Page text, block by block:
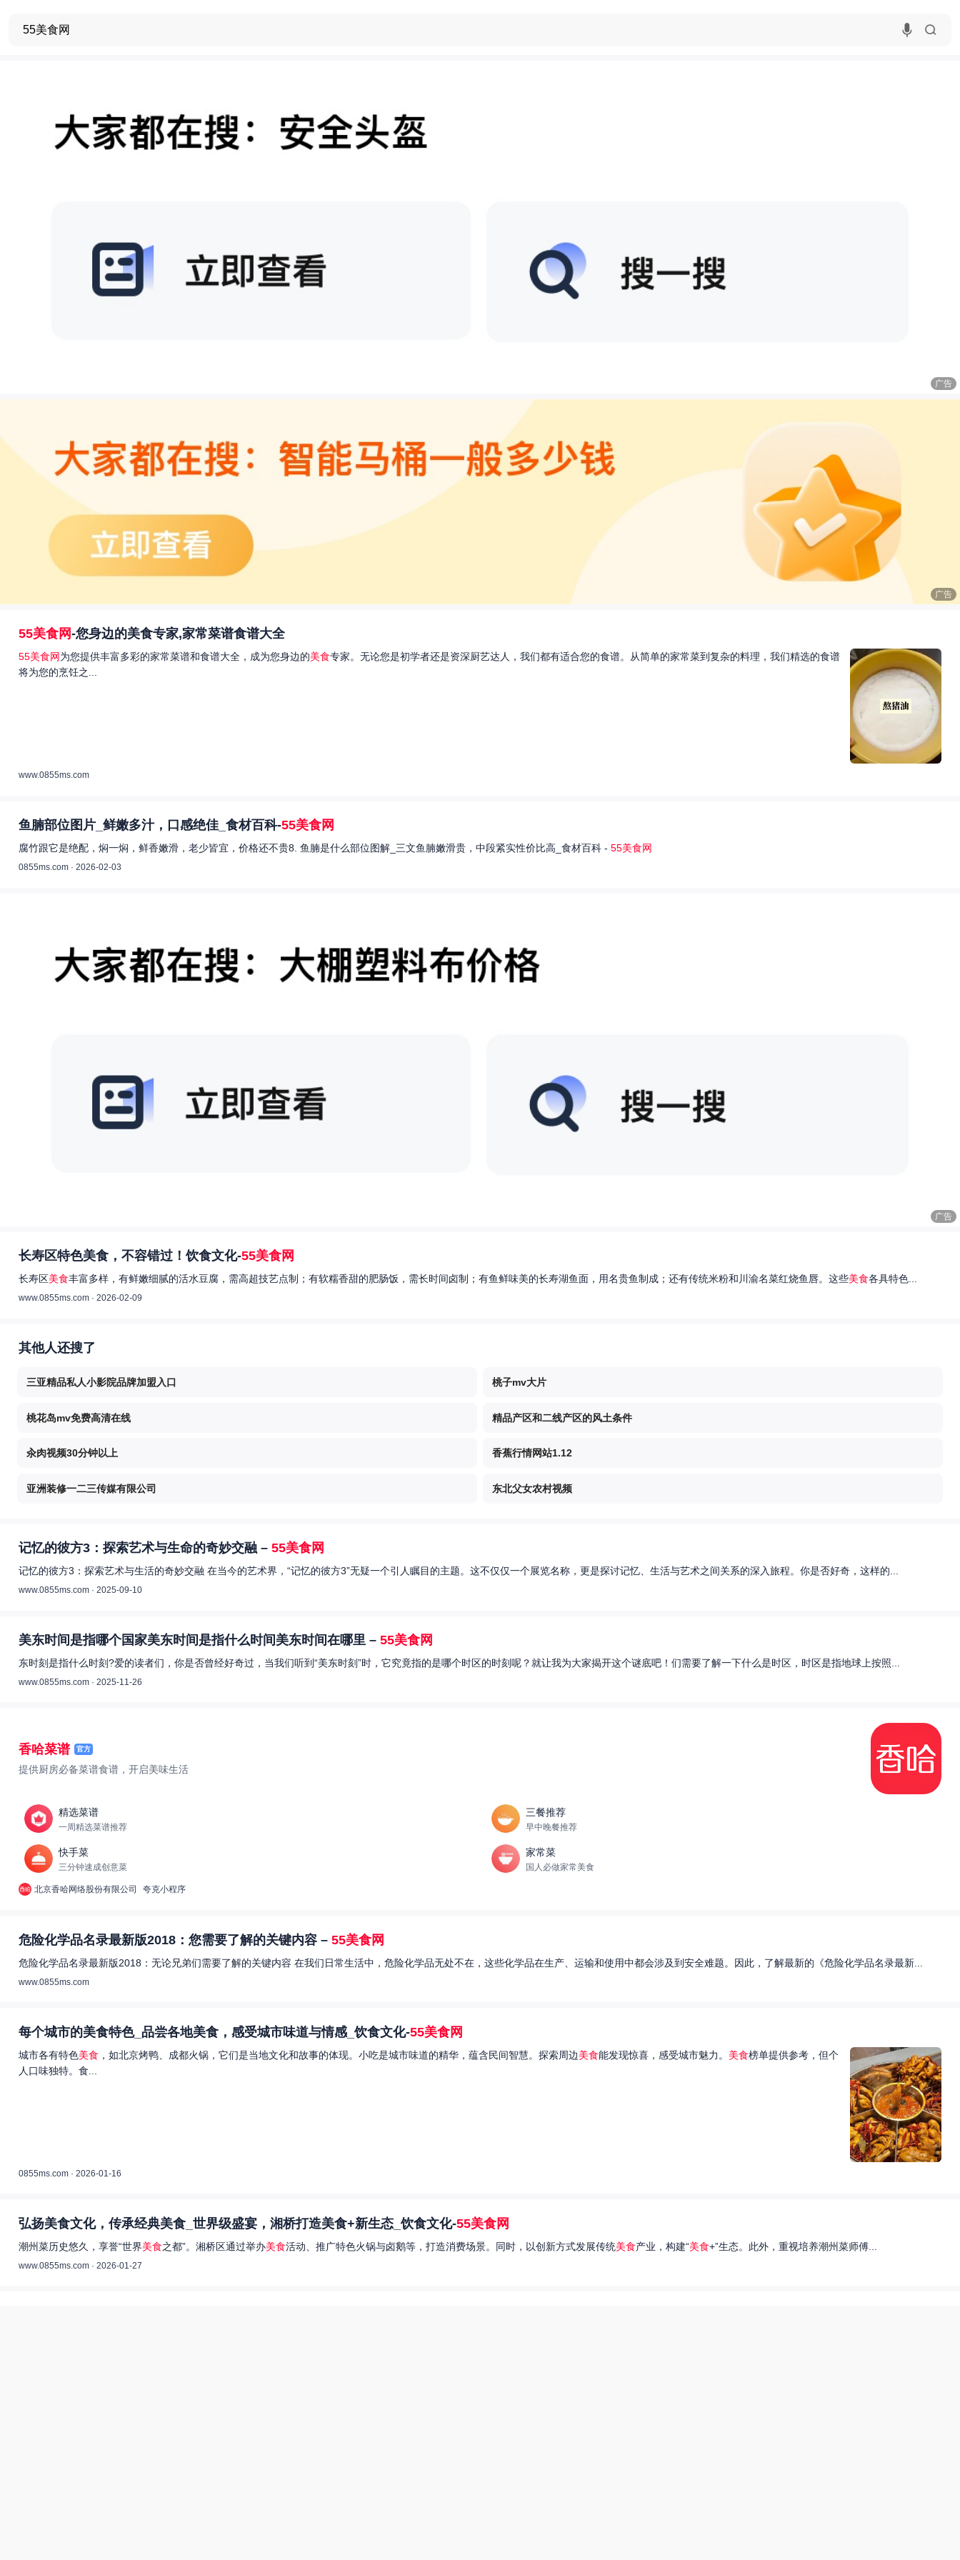
广告
广告
55美食网-您身边的美食专家,家常菜谱食谱大全
55美食网为您提供丰富多彩的家常菜谱和食谱大全，成为您身边的美食专家。无论您是初学者还是资深厨艺达人，我们都有适合您的食谱。从简单的家常菜到复杂的料理，我们精选的食谱
将为您的烹饪之...
www.0855ms.com
鱼腩部位图片_鲜嫩多汁，口感绝佳_食材百科-55美食网
腐竹跟它是绝配，焖一焖，鲜香嫩滑，老少皆宜，价格还不贵8. 鱼腩是什么部位图解_三文鱼腩嫩滑贵，中段紧实性价比高_食材百科 - 55美食网
0855ms.com · 2026-02-03
广告
长寿区特色美食，不容错过！饮食文化-55美食网
长寿区美食丰富多样，有鲜嫩细腻的活水豆腐，需高超技艺点制；有软糯香甜的肥肠饭，需长时间卤制；有鱼鲜味美的长寿湖鱼面，用名贵鱼制成；还有传统米粉和川渝名菜红烧鱼唇。这些美食各具特色...
www.0855ms.com · 2026-02-09
其他人还搜了
三亚精品私人小影院品牌加盟入口 桃子mv大片
桃花岛mv免费高清在线 精品产区和二线产区的风土条件
汆肉视频30分钟以上 香蕉行情网站1.12
亚洲装修一二三传媒有限公司 东北父女农村视频
记忆的彼方3：探索艺术与生命的奇妙交融 – 55美食网
记忆的彼方3：探索艺术与生活的奇妙交融 在当今的艺术界，“记忆的彼方3”无疑一个引人瞩目的主题。这不仅仅一个展览名称，更是探讨记忆、生活与艺术之间关系的深入旅程。你是否好奇，这样的...
www.0855ms.com · 2025-09-10
美东时间是指哪个国家美东时间是指什么时间美东时间在哪里 – 55美食网
东时刻是指什么时刻?爱的读者们，你是否曾经好奇过，当我们听到“美东时刻”时，它究竟指的是哪个时区的时刻呢？就让我为大家揭开这个谜底吧！们需要了解一下什么是时区，时区是指地球上按照...
www.0855ms.com · 2025-11-26
香哈菜谱 官方
提供厨房必备菜谱食谱，开启美味生活
精选菜谱
一周精选菜谱推荐
三餐推荐
早中晚餐推荐
快手菜
三分钟速成创意菜
家常菜
国人必做家常美食
北京香哈网络股份有限公司 夸克小程序
危险化学品名录最新版2018：您需要了解的关键内容 – 55美食网
危险化学品名录最新版2018：无论兄弟们需要了解的关键内容 在我们日常生活中，危险化学品无处不在，这些化学品在生产、运输和使用中都会涉及到安全难题。因此，了解最新的《危险化学品名录最新...
www.0855ms.com
每个城市的美食特色_品尝各地美食，感受城市味道与情感_饮食文化-55美食网
城市各有特色美食 ，如北京烤鸭、成都火锅，它们是当地文化和故事的体现。小吃是城市味道的精华，蕴含民间智慧。探索周边美食能发现惊喜，感受城市魅力。 美食榜单提供参考，但个
人口味独特。食...
0855ms.com · 2026-01-16
弘扬美食文化，传承经典美食_世界级盛宴，湘桥打造美食+新生态_饮食文化-55美食网
潮州菜历史悠久，享誉“世界美食之都”。湘桥区通过举办美食活动、推广特色火锅与卤鹅等，打造消费场景。同时，以创新方式发展传统美食产业，构建“美食+”生态。此外，重视培养潮州菜师傅...
www.0855ms.com · 2026-01-27